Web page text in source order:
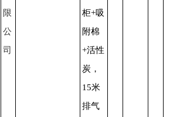
限
公
司
柜+吸
附棉
+活性
炭，
15米
排气